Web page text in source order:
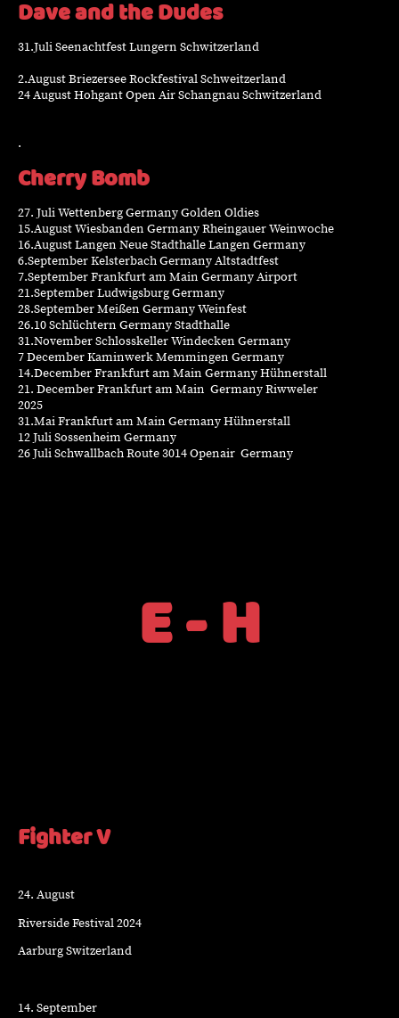
Dave and the Dudes
31.Juli Seenachtfest Lungern Schwitzerland
2.August Briezersee Rockfestival Schweitzerland
24 August Hohgant Open Air Schangnau Schwitzerland
.
Cherry Bomb
27. Juli Wettenberg Germany Golden Oldies
15.August Wiesbanden Germany Rheingauer Weinwoche
16.August Langen Neue Stadthalle Langen Germany
6.September Kelsterbach Germany Altstadtfest
7.September Frankfurt am Main Germany Airport
21.September Ludwigsburg Germany
28.September Meißen Germany Weinfest
26.10 Schlüchtern Germany Stadthalle
31.November Schlosskeller Windecken Germany
7 December Kaminwerk Memmingen Germany
14.December Frankfurt am Main Germany Hühnerstall
21. December Frankfurt am Main Germany Riwweler
2025
31.Mai Frankfurt am Main Germany Hühnerstall
12 Juli Sossenheim Germany
26 Juli Schwallbach Route 3014 Openair Germany
E - H
Fighter V
24. August
Riverside Festival 2024
Aarburg Switzerland
14. September